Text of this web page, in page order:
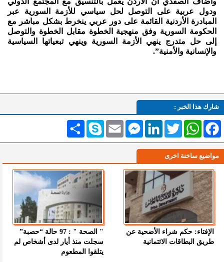
ودول عربية على التوصل لحل سياسي للأزمة السورية عبر
المبادرة الأردنية القائمة على دور عربي ينخرط بشكل مباشر مع
الحكومة السورية وفق منهجية الخطوة مقابل الخطوة والتوصل
إلى حل متدرج ينهي الأزمة السورية وينهي تبعياتها السياسية
والإنسانية والأمنية”.
شارك هذا الخبر :
انشر Skype Email
MessengerLinkedInTwitterWhatsAppFacebook
مواضيع ساخنة اخرى
الإفتاء: حكم شراء الأضحية عن
طريق البطاقات الائتمانية
" الصحة " : 97 حالة “حصبة”
سجلت منذ أيار لدى أشخاص لم
يتلقوا المطعوم